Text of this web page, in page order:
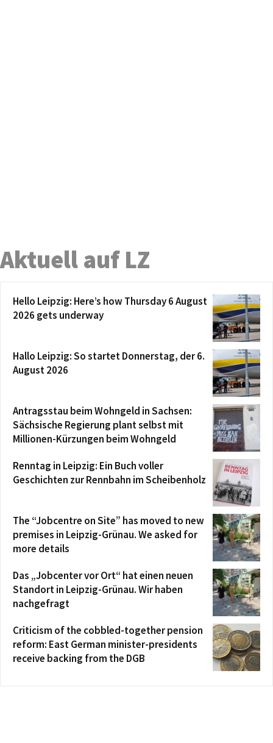
Aktuell auf LZ
Hello Leipzig: Here’s how Thursday 6 August
2026 gets underway
Hallo Leipzig: So startet Donnerstag, der 6.
August 2026
Antragsstau beim Wohngeld in Sachsen:
Sächsische Regierung plant selbst mit
Millionen-Kürzungen beim Wohngeld
Renntag in Leipzig: Ein Buch voller
Geschichten zur Rennbahn im Scheibenholz
The “Jobcentre on Site” has moved to new
premises in Leipzig-Grünau. We asked for
more details
Das „Jobcenter vor Ort“ hat einen neuen
Standort in Leipzig-Grünau. Wir haben
nachgefragt
Criticism of the cobbled-together pension
reform: East German minister-presidents
receive backing from the DGB